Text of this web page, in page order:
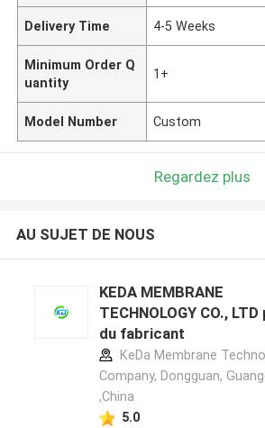
Delivery Time 4-5 Weeks
Minimum Order Q
uantity
1+
Model Number Custom
Regardez plus
AU SUJET DE NOUS
KEDA MEMBRANE
TECHNOLOGY CO.,
du fabricant
KeDa Membrane
Company, Dongguan,
,China
5.0